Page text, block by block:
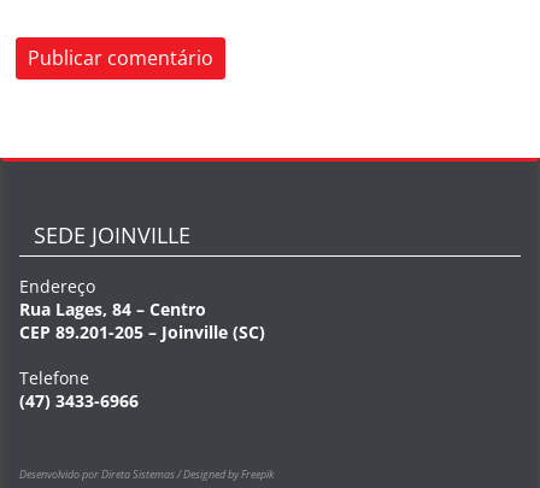
SEDE JOINVILLE
Endereço
Rua Lages, 84 – Centro
CEP 89.201-205 – Joinville (SC)
Telefone
(47) 3433-6966
Desenvolvido por Direta Sistemas /Designed by Freepik